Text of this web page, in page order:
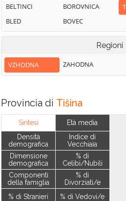
BELTINCI
BLED
BOROVNICA
BOVEC
Regioni
VZHODNA ZAHODNA
Provincia di Tišina
Sintesi
Densità
demografica
Dimensione
demografica
Componenti
della famiglia
% di Stranieri
Età media
Indice di
Vecchiaia
% di
Celibi/Nubili
% di
Divorziati/e
% di Vedovi/e